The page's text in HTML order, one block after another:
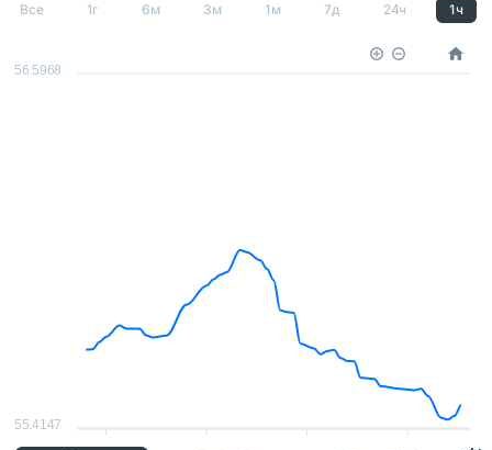
Все 1г 6м 3м 1м 7д 24ч 1ч
56.5968
55.4147